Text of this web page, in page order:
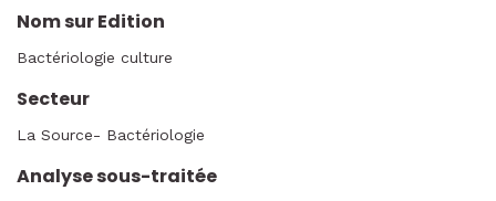
Nom sur Edition
Bactériologie culture
Secteur
La Source- Bactériologie
Analyse sous-traitée